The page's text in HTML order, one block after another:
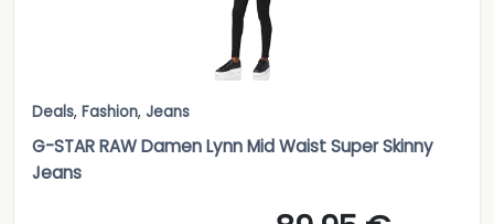
Deals, Fashion, Jeans
G-STAR RAW Damen Lynn Mid Waist Super Skinny
Jeans